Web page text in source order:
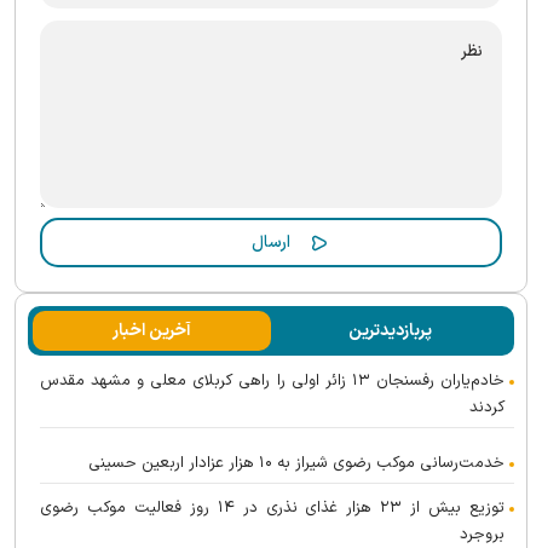
پربازدیدترین آخرین اخبار
خادم‌یاران رفسنجان ۱۳ زائر اولی را راهی کربلای معلی و مشهد مقدس
کردند
خدمت‌رسانی موکب رضوی شیراز به ۱۰ هزار عزادار اربعین حسینی
توزیع بیش از ۲۳ هزار غذای نذری در ۱۴ روز فعالیت موکب رضوی
بروجرد